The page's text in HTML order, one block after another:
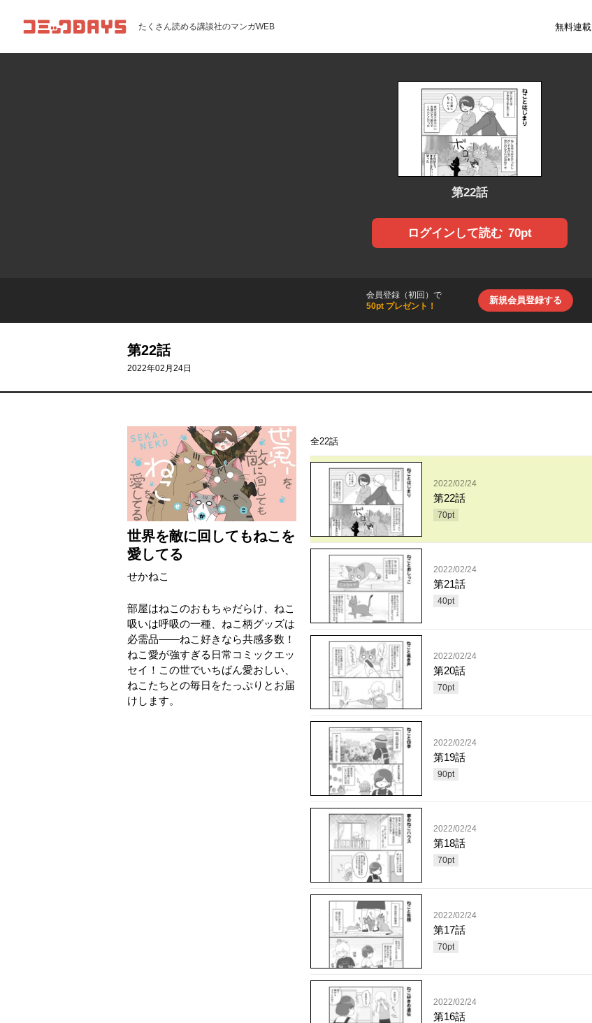
コミックDAYS たくさん読める講談社のマンガWEB 無料連載
第22話
ログインして読む 70pt
会員登録（初回）で
50pt プレゼント！
新規会員登録する
第22話
2022年02月24日
世界を敵に回してもねこを
愛してる
せかねこ
部屋はねこのおもちゃだらけ、ねこ
吸いは呼吸の一種、ねこ柄グッズは
必需品――ねこ好きなら共感多数！
ねこ愛が強すぎる日常コミックエッ
セイ！この世でいちばん愛おしい、
ねこたちとの毎日をたっぷりとお届
けします。
全22話
2022/02/24
第22話
70pt
2022/02/24
第21話
40pt
2022/02/24
第20話
70pt
2022/02/24
第19話
90pt
2022/02/24
第18話
70pt
2022/02/24
第17話
70pt
2022/02/24
第16話